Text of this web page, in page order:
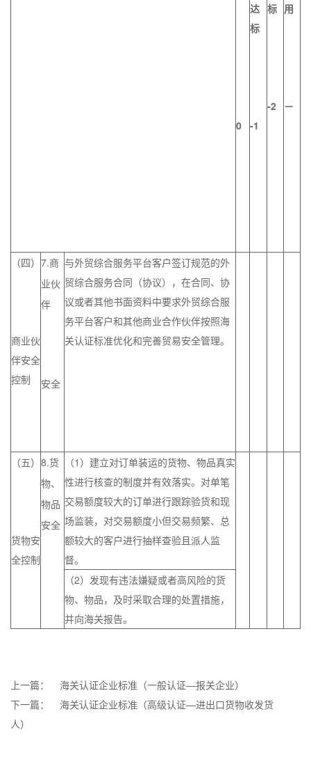
0
达
标
-1
标
-2
用
－
（四）
商业伙
伴安全
控制
7.商
业伙
伴
安全
与外贸综合服务平台客户签订规范的外
贸综合服务合同（协议），在合同、协
议或者其他书面资料中要求外贸综合服
务平台客户和其他商业合作伙伴按照海
关认证标准优化和完善贸易安全管理。
（五）
货物安
全控制
8.货
物、
物品
安全
（1）建立对订单装运的货物、物品真实
性进行核查的制度并有效落实。对单笔
交易额度较大的订单进行跟踪验货和现
场监装，对交易额度小但交易频繁、总
额较大的客户进行抽样查验且派人监
督。
（2）发现有违法嫌疑或者高风险的货
物、物品，及时采取合理的处置措施，
并向海关报告。
上一篇：
海关认证企业标准（一般认证—报关企业）
下一篇：
海关认证企业标准（高级认证—进出口货物收发货
人）